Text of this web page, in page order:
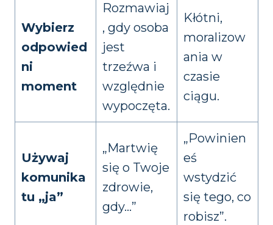
Wybierz
odpowied
ni
moment
Rozmawiaj
, gdy osoba
jest
trzeźwa i
względnie
wypoczęta.
Kłótni,
moralizow
ania w
czasie
ciągu.
Używaj
komunika
tu „ja”
„Martwię
się o Twoje
zdrowie,
gdy…”
„Powinien
eś
wstydzić
się tego, co
robisz”.